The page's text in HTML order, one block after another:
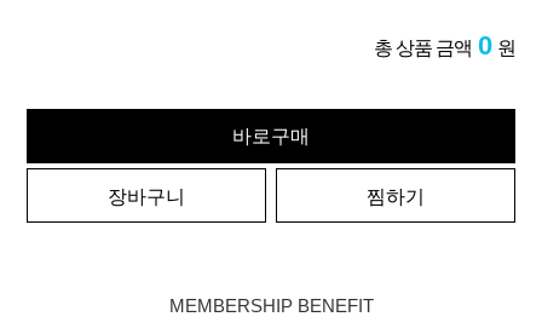
총 상품 금액 0 원
바로구매
장바구니 찜하기
MEMBERSHIP BENEFIT